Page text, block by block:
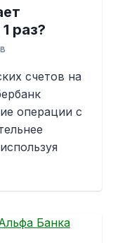
раз?
счетов на
операции с